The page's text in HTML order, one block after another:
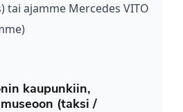
tai ajamme Mercedes VITO
kaupunkiin,
(taksi /